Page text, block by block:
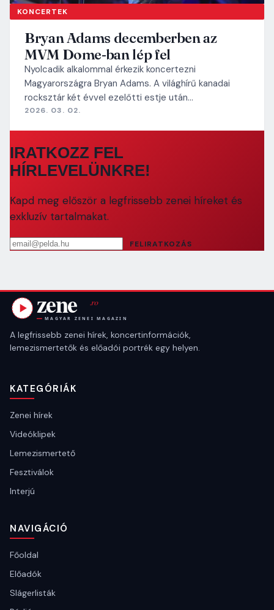
KONCERTEK
Bryan Adams decemberben az
MVM Dome-ban lép fel
Nyolcadik alkalommal érkezik koncertezni
Magyarországra Bryan Adams. A világhírű kanadai
rocksztár két évvel ezelőtti estje után…
2026. 03. 02.
IRATKOZZ FEL
HÍRLEVELÜNKRE!
Kapd meg először a legfrissebb zenei híreket és
exkluzív tartalmakat.
Email cím
FELIRATKOZÁS
A legfrissebb zenei hírek, koncertinformációk,
lemezismertetők és előadói portrék egy helyen.
KATEGÓRIÁK
Zenei hírek
Videóklipek
Lemezismertető
Fesztiválok
Interjú
NAVIGÁCIÓ
Főoldal
Előadók
Slágerlisták